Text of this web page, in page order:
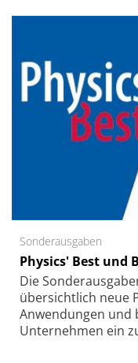
Sonderausgaben
Physics' Best und
Die
übersichtlich neue
Anwendungen und
Unternehmen ein